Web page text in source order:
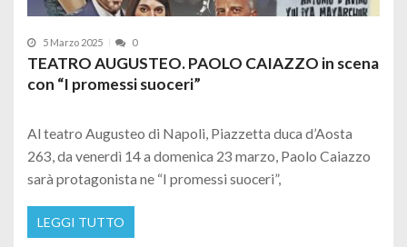
5 Marzo 2025 0
TEATRO AUGUSTEO. PAOLO CAIAZZO in scena
con “I promessi suoceri”
Al teatro Augusteo di Napoli, Piazzetta duca d’Aosta
263, da venerdì 14 a domenica 23 marzo, Paolo Caiazzo
sarà protagonista ne “I promessi suoceri”,
LEGGI TUTTO